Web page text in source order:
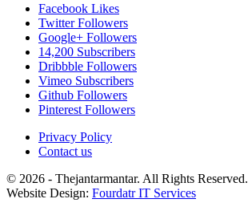
Facebook Likes
Twitter Followers
Google+ Followers
14,200 Subscribers
Dribbble Followers
Vimeo Subscribers
Github Followers
Pinterest Followers
Privacy Policy
Contact us
© 2026 - Thejantarmantar. All Rights Reserved.
Website Design: Fourdatr IT Services